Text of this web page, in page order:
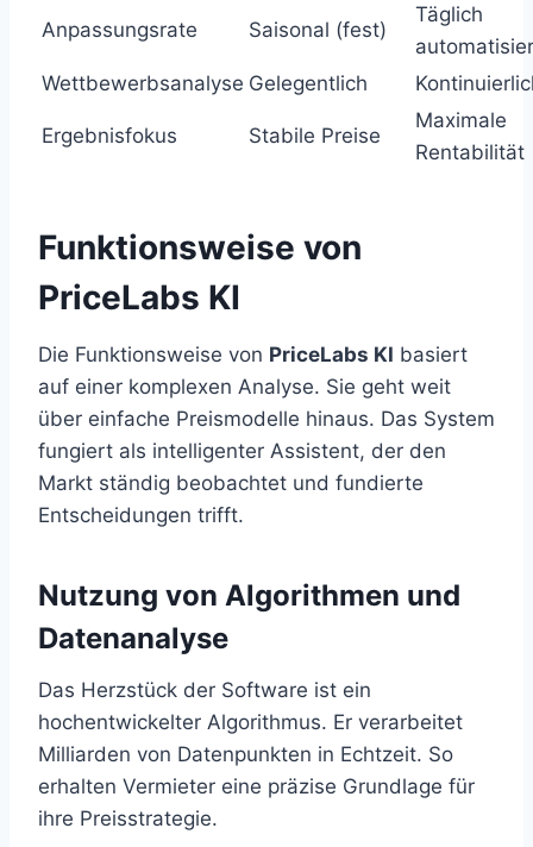
Anpassungsrate Saisonal (fest)
Täglich
Wettbewerbsanalyse Gelegentlich
Ergebnisfokus Stabile Preise
Maximale
Rentabilität
Funktionsweise von
PriceLabs KI
Die Funktionsweise von PriceLabs KI basiert
auf einer komplexen Analyse. Sie geht weit
über einfache Preismodelle hinaus. Das System
fungiert als intelligenter Assistent, der den
Markt ständig beobachtet und fundierte
Entscheidungen trifft.
Nutzung von Algorithmen und
Datenanalyse
Das Herzstück der Software ist ein
hochentwickelter Algorithmus. Er verarbeitet
Milliarden von Datenpunkten in Echtzeit. So
erhalten Vermieter eine präzise Grundlage für
ihre Preisstrategie.